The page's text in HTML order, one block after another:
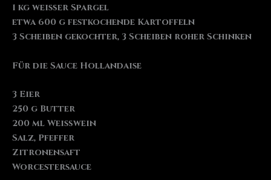
1 kg weißer Spargel
etwa 600 g festkochende Kartoffeln
3 Scheiben gekochter, 3 Scheiben roher Schinken
Für die Sauce Hollandaise
3 Eier
250 g Butter
200 ml Weißwein
Salz, Pfeffer
Zitronensaft
Worcestersauce